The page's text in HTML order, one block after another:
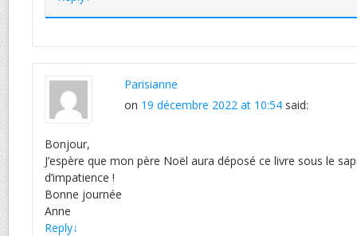
Parisianne
on 19 décembre 2022 at 10:54 said:
Bonjour,
J’espère que mon père Noël aura déposé ce livre sous le
d’impatience !
Bonne journée
Anne
Reply↓